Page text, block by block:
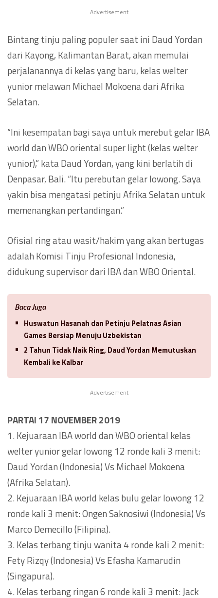
Advertisement
Bintang tinju paling populer saat ini Daud Yordan
dari Kayong, Kalimantan Barat, akan memulai
perjalanannya di kelas yang baru, kelas welter
yunior melawan Michael Mokoena dari Afrika
Selatan.
“Ini kesempatan bagi saya untuk merebut gelar IBA
world dan WBO oriental super light (kelas welter
yunior),” kata Daud Yordan, yang kini berlatih di
Denpasar, Bali. “Itu perebutan gelar lowong. Saya
yakin bisa mengatasi petinju Afrika Selatan untuk
memenangkan pertandingan.”
Ofisial ring atau wasit/hakim yang akan bertugas
adalah Komisi Tinju Profesional Indonesia,
didukung supervisor dari IBA dan WBO Oriental.
Baca Juga
Huswatun Hasanah dan Petinju Pelatnas Asian
Games Bersiap Menuju Uzbekistan
2 Tahun Tidak Naik Ring, Daud Yordan Memutuskan
Kembali ke Kalbar
Advertisement
PARTAI 17 NOVEMBER 2019
1. Kejuaraan IBA world dan WBO oriental kelas
welter yunior gelar lowong 12 ronde kali 3 menit:
Daud Yordan (Indonesia) Vs Michael Mokoena
(Afrika Selatan).
2. Kejuaraan IBA world kelas bulu gelar lowong 12
ronde kali 3 menit: Ongen Saknosiwi (Indonesia) Vs
Marco Demecillo (Filipina).
3. Kelas terbang tinju wanita 4 ronde kali 2 menit:
Fety Rizqy (Indonesia) Vs Efasha Kamarudin
(Singapura).
4. Kelas terbang ringan 6 ronde kali 3 menit: Jack